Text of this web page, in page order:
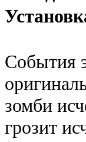
События
зомби
грозит